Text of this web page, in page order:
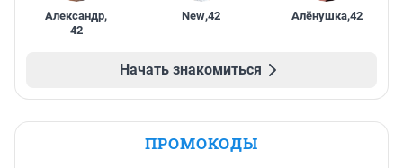
Александр,
42
New,42 Алёнушка,42
Начать знакомиться
ПРОМОКОДЫ